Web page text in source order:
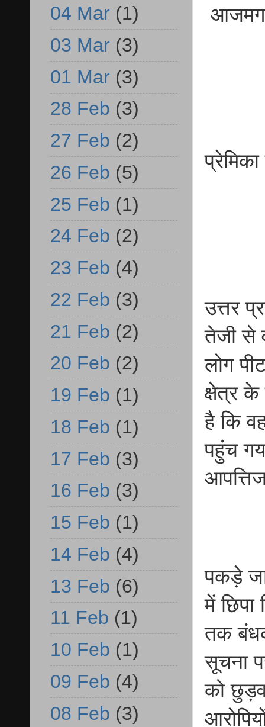
उत्तर
तेजी से
लोग
क्षेत्र
है कि
पहुंच
पकड़े
में छिपा
तक
सूचना
को
04 Mar (1)
03 Mar (3)
01 Mar (3)
28 Feb (3)
27 Feb (2)
26 Feb (5)
25 Feb (1)
24 Feb (2)
23 Feb (4)
22 Feb (3)
21 Feb (2)
20 Feb (2)
19 Feb (1)
18 Feb (1)
17 Feb (3)
16 Feb (3)
15 Feb (1)
14 Feb (4)
13 Feb (6)
11 Feb (1)
10 Feb (1)
09 Feb (4)
08 Feb (3)